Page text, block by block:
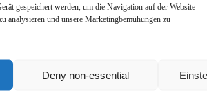
gespeichert werden, um die Navigation auf der Website
analysieren und unsere Marketingbemühungen zu
Deny non-essential